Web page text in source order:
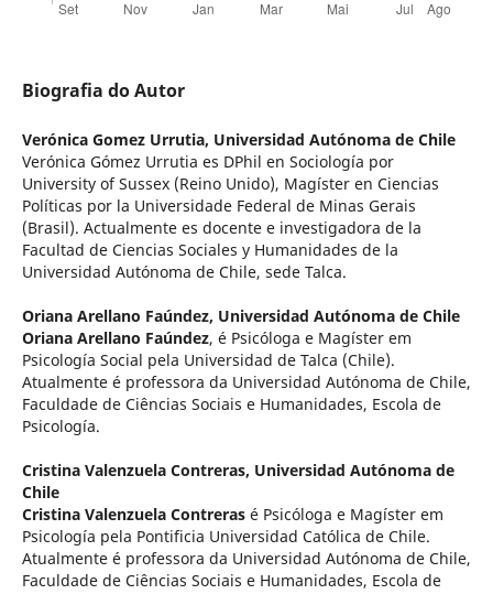
Biografia do Autor
Verónica Gomez Urrutia, Universidad Autónoma de Chile
Verónica Gómez Urrutia es DPhil en Sociología por
University of Sussex (Reino Unido), Magíster en Ciencias
Políticas por la Universidade Federal de Minas Gerais
(Brasil). Actualmente es docente e investigadora de la
Facultad de Ciencias Sociales y Humanidades de la
Universidad Autónoma de Chile, sede Talca.
Oriana Arellano Faúndez, Universidad Autónoma de Chile
Oriana Arellano Faúndez, é Psicóloga e Magíster em
Psicología Social pela Universidad de Talca (Chile).
Atualmente é professora da Universidad Autónoma de Chile,
Faculdade de Ciências Sociais e Humanidades, Escola de
Psicología.
Cristina Valenzuela Contreras, Universidad Autónoma de
Chile
Cristina Valenzuela Contrerasé Psicóloga e Magíster em
Psicología pela Pontificia Universidad Católica de Chile.
Atualmente é professora da Universidad Autónoma de Chile,
Faculdade de Ciências Sociais e Humanidades, Escola de